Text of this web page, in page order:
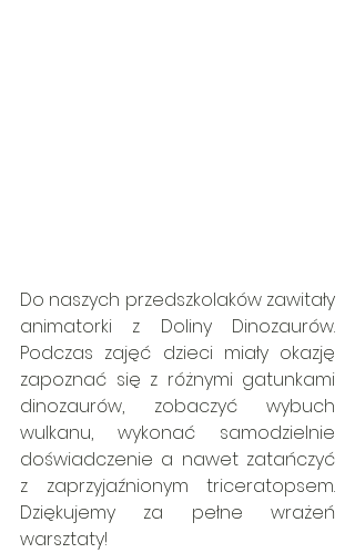
Do naszych przedszkolaków zawitały
animatorki z Doliny Dinozaurów.
Podczas zajęć dzieci miały okazję
zapoznać się z różnymi gatunkami
dinozaurów, zobaczyć wybuch
wulkanu, wykonać samodzielnie
doświadczenie a nawet zatańczyć
z zaprzyjaźnionym triceratopsem.
Dziękujemy za pełne wrażeń
warsztaty!